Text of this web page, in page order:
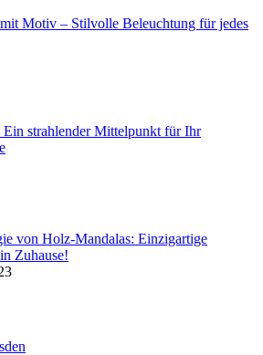
Motiv – Stilvolle Beleuchtung für jedes
strahlender Mittelpunkt für Ihr
von Holz-Mandalas: Einzigartige
Zuhause!